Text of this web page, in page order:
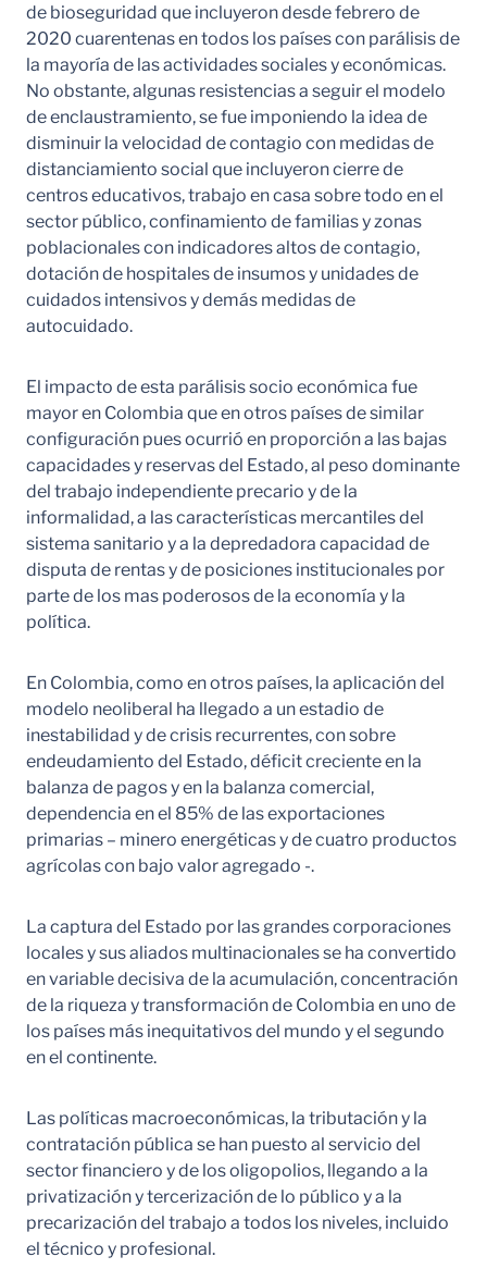
de bioseguridad que incluyeron desde febrero de
2020 cuarentenas en todos los países con parálisis de
la mayoría de las actividades sociales y económicas.
No obstante, algunas resistencias a seguir el modelo
de enclaustramiento, se fue imponiendo la idea de
disminuir la velocidad de contagio con medidas de
distanciamiento social que incluyeron cierre de
centros educativos, trabajo en casa sobre todo en el
sector público, confinamiento de familias y zonas
poblacionales con indicadores altos de contagio,
dotación de hospitales de insumos y unidades de
cuidados intensivos y demás medidas de
autocuidado.
El impacto de esta parálisis socio económica fue
mayor en Colombia que en otros países de similar
configuración pues ocurrió en proporción a las bajas
capacidades y reservas del Estado, al peso dominante
del trabajo independiente precario y de la
informalidad, a las características mercantiles del
sistema sanitario y a la depredadora capacidad de
disputa de rentas y de posiciones institucionales por
parte de los mas poderosos de la economía y la
política.
En Colombia, como en otros países, la aplicación del
modelo neoliberal ha llegado a un estadio de
inestabilidad y de crisis recurrentes, con sobre
endeudamiento del Estado, déficit creciente en la
balanza de pagos y en la balanza comercial,
dependencia en el 85% de las exportaciones
primarias – minero energéticas y de cuatro productos
agrícolas con bajo valor agregado -.
La captura del Estado por las grandes corporaciones
locales y sus aliados multinacionales se ha convertido
en variable decisiva de la acumulación, concentración
de la riqueza y transformación de Colombia en uno de
los países más inequitativos del mundo y el segundo
en el continente.
Las políticas macroeconómicas, la tributación y la
contratación pública se han puesto al servicio del
sector financiero y de los oligopolios, llegando a la
privatización y tercerización de lo público y a la
precarización del trabajo a todos los niveles, incluido
el técnico y profesional.